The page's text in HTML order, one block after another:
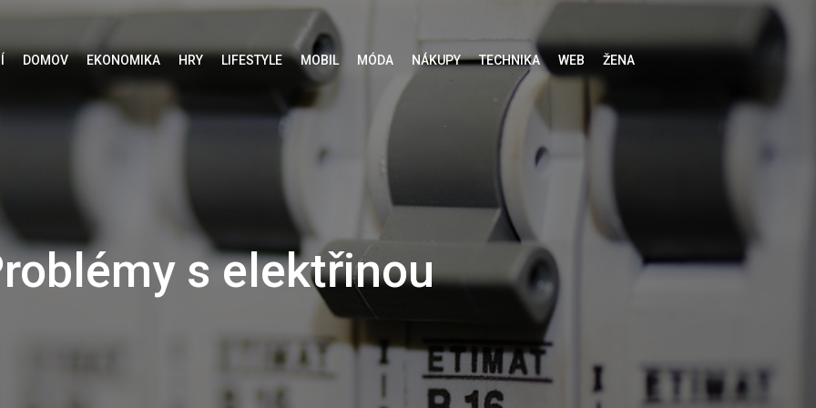
DOMOV EKONOMIKA HRY LIFESTYLE MOBIL MÓDA NÁKUPY TECHNIKA WEB ŽENA
s elektřinou